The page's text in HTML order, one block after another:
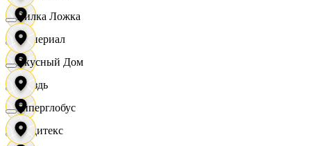
Империал
Гроздь
Индитекс
Вилка Ложка
Вкусный Дом
Гиперглобус